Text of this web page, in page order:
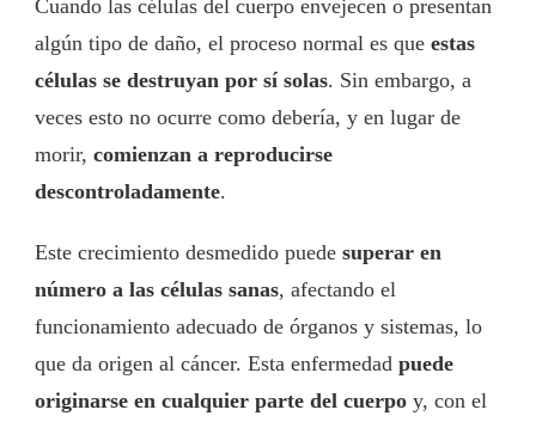
Cuando las células del cuerpo envejecen o presentan
algún tipo de daño, el proceso normal es que estas
células se destruyan por sí solas. Sin embargo, a
veces esto no ocurre como debería, y en lugar de
morir, comienzan a reproducirse
descontroladamente.
Este crecimiento desmedido puede superar en
número a las células sanas, afectando el
funcionamiento adecuado de órganos y sistemas, lo
que da origen al cáncer. Esta enfermedad puede
originarse en cualquier parte del cuerpo y, con el